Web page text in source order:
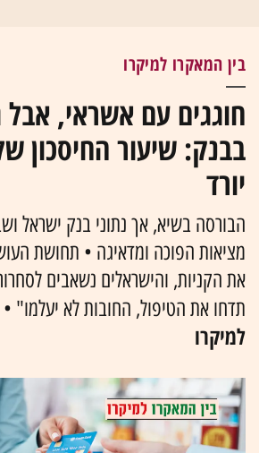
בין המאקרו למיקרו
חוגגים עם אשראי, אבל
בבנק: שיעור החיסכון
יורד
הבורסה בשיא, אך נתוני בנק ישראל
מציאות הפוכה ומדאיגה • תחושת
את הקניות, והישראלים נשאבים
תדחו את הטיפול, החובות לא יעלמו" •
למיקרו